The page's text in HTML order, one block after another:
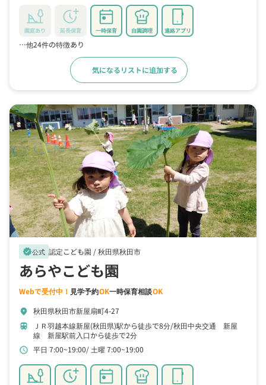
園庭あり 延長保育 一時保育 自園調理 連絡アプリ
…他24件の特徴あり
気になるリストに追加する
verified公式 認定こども園 /秋田県秋田市
あらやこども園
Webで受付中！ 見学予約OK一時保育相談OK
location_on 秋田県秋田市新屋扇町4-27
train ＪＲ羽越本線新屋(秋田県)駅から徒歩で8分 秋田中央交通 新屋
線 新屋駅前入口から徒歩で2分
schedule 平日 7:00~19:00 土曜 7:00~19:00